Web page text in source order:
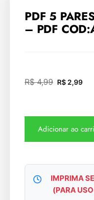
PDF 5
– PDF
R$4,99 R$ 2,99
Adicionar ao
IMPRIMA
(PARA